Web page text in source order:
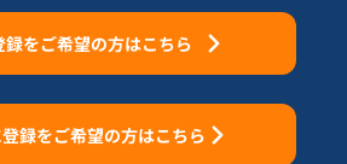
をご希望の方はこちら
録をご希望の方はこちら